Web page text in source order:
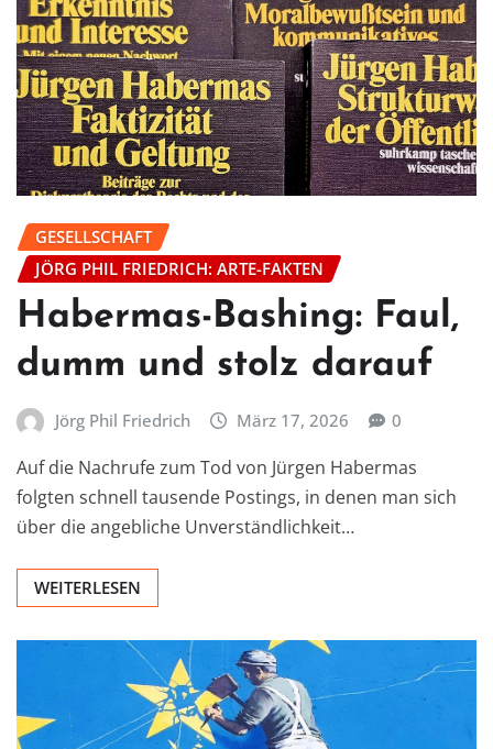
GESELLSCHAFT
JÖRG PHIL FRIEDRICH: ARTE-FAKTEN
Habermas-Bashing: Faul,
dumm und stolz darauf
Jörg Phil Friedrich März 17, 2026 0
Auf die Nachrufe zum Tod von Jürgen Habermas
folgten schnell tausende Postings, in denen man sich
über die angebliche Unverständlichkeit…
WEITERLESEN